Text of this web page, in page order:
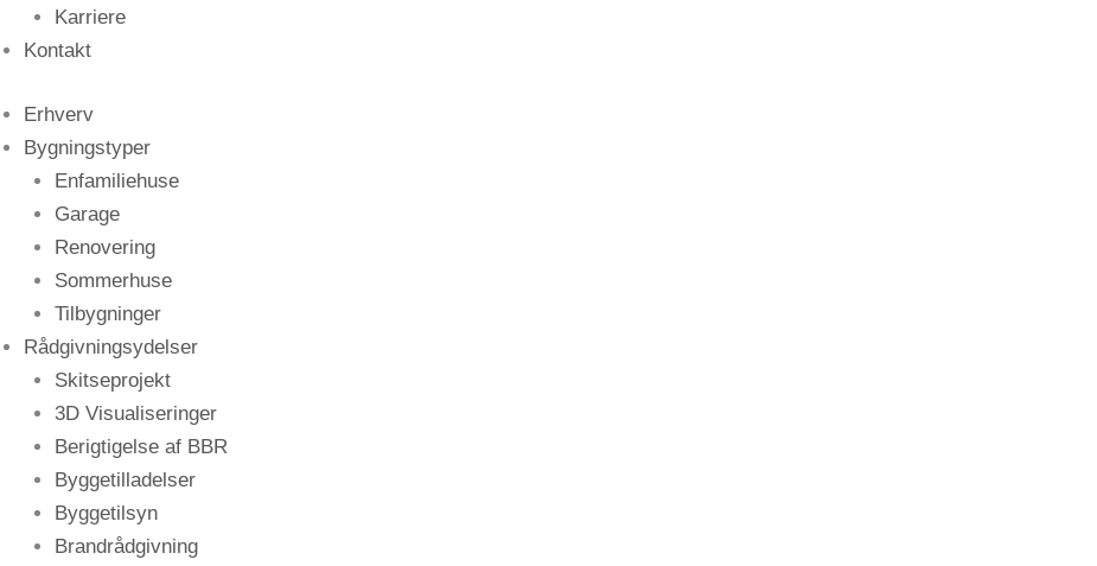
Karriere
Kontakt
Erhverv
Bygningstyper
Enfamiliehuse
Garage
Renovering
Sommerhuse
Tilbygninger
Rådgivningsydelser
Skitseprojekt
3D Visualiseringer
Berigtigelse af BBR
Byggetilladelser
Byggetilsyn
Brandrådgivning